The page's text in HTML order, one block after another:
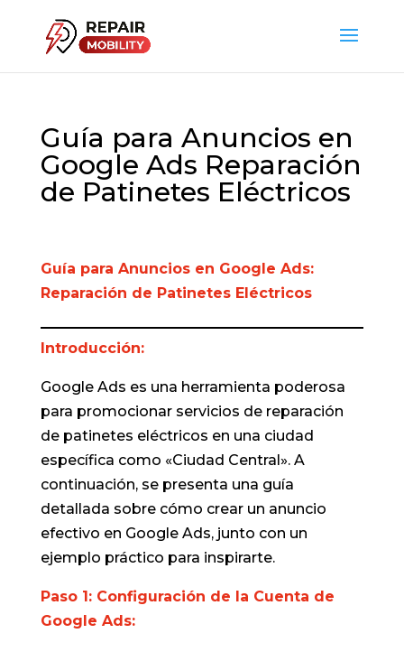
Guía para Anuncios en
Google Ads Reparación
de Patinetes Eléctricos
Guía para Anuncios en Google Ads:
Reparación de Patinetes Eléctricos
Introducción:
Google Ads es una herramienta poderosa
para promocionar servicios de reparación
de patinetes eléctricos en una ciudad
específica como «Ciudad Central». A
continuación, se presenta una guía
detallada sobre cómo crear un anuncio
efectivo en Google Ads, junto con un
ejemplo práctico para inspirarte.
Paso 1: Configuración de la Cuenta de
Google Ads: